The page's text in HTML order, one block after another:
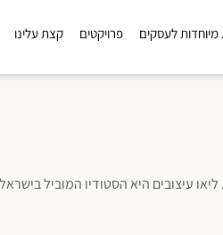
מיוחדות לעסקים פרויקטים קצת עלינו
עיצובים היא הסטודיו המוביל